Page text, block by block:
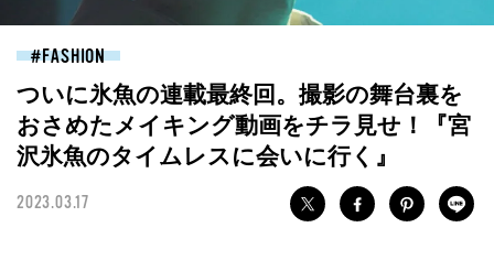
FASHION
ついに氷魚の連載最終回。撮影の舞台裏を
おさめたメイキング動画をチラ見せ！『宮
沢氷魚のタイムレスに会いに行く』
2023.03.17